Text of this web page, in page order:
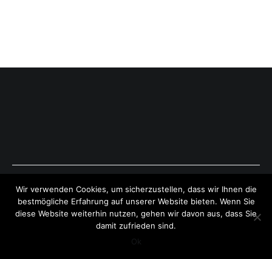
Copyright © 2026ExpressAntworten.com . All rights reserved.
Theme:Cenote by ThemeGrill. Powered byWordPress .
Wir verwenden Cookies, um sicherzustellen, dass wir Ihnen die
bestmögliche Erfahrung auf unserer Website bieten. Wenn Sie
diese Website weiterhin nutzen, gehen wir davon aus, dass Sie
damit zufrieden sind.
Ok